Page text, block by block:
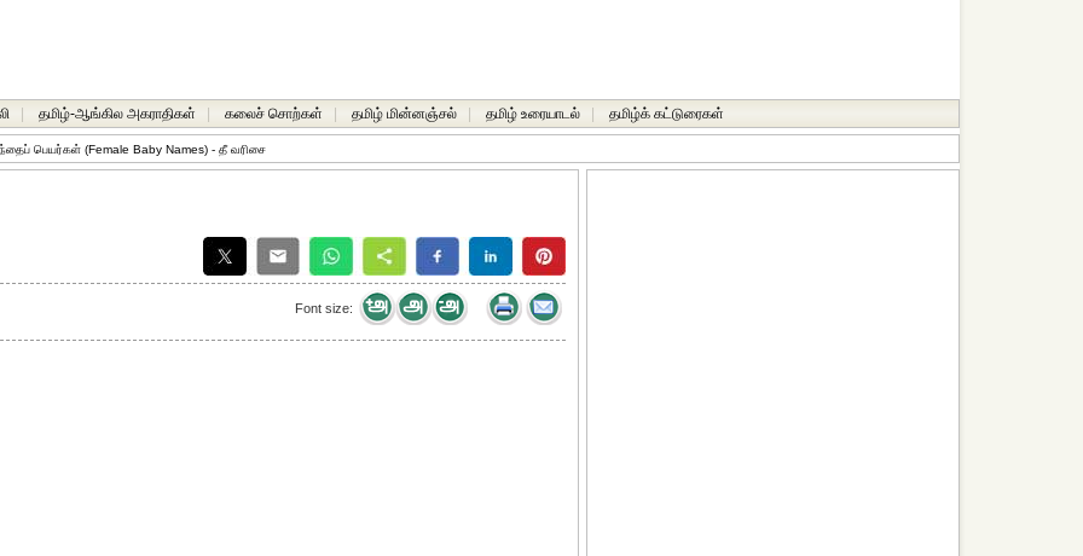
தமிழ்-ஆங்கில அகராதிகள் கலைச் சொற்கள் தமிழ் மின்னஞ்சல் தமிழ் உரையாடல் தமிழ்க் கட்டுரைகள்
பெயர்கள் (Female Baby Names) - தீ வரிசை
Font size: